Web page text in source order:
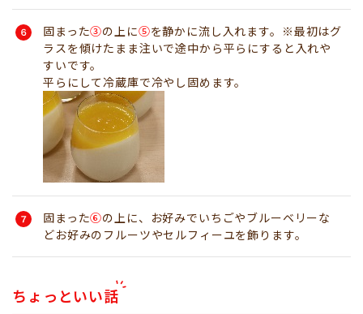
固まった③の上に⑤を静かに流し入れます。※最初はグ
ラスを傾けたまま注いで途中から平らにすると入れや
すいです。
平らにして冷蔵庫で冷やし固めます。
固まった⑥の上に、お好みでいちごやブルーベリーな
どお好みのフルーツやセルフィーユを飾ります。
ちょっといい話